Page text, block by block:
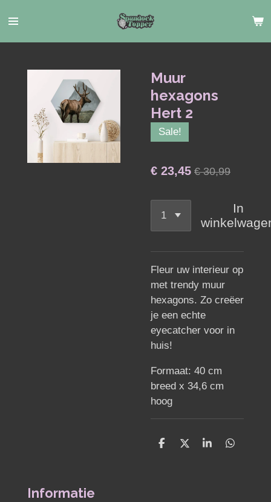
direct
naar
hoofdinhoud
Muur
hexagons
Hert 2
Sale!
€ 23,45 € 30,99
In
Fleur uw interieur op
met trendy muur
hexagons. Zo creëer
je een echte
eyecatcher voor in
huis!
Formaat: 40 cm
breed x 34,6 cm
hoog
D
D
S
D
Informatie